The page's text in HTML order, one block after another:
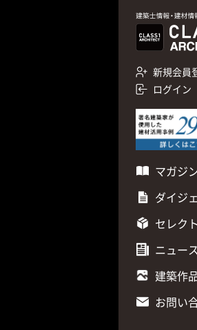
新規会員
ログイン
マガジ
ダイジ
セレクト
ニュー
建築作
お問い